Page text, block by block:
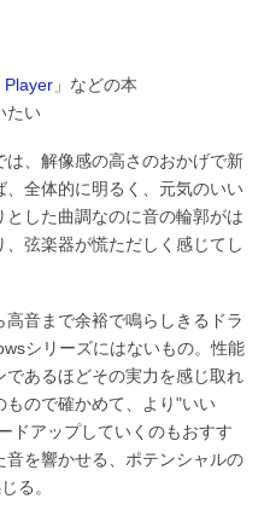
Player 」などの本
たい
、解像感の高さのおかげで新
全体的に明るく、元気のいい
した曲調なのに音の輪郭がは
弦楽器が慌ただしく感じてし
音まで余裕で鳴らしきるドラ
シリーズにはないもの。性能
あるほどその実力を感じ取れ
もので確かめて、より"いい
ドアップしていくのもおすす
を響かせる、ポテンシャルの
る。